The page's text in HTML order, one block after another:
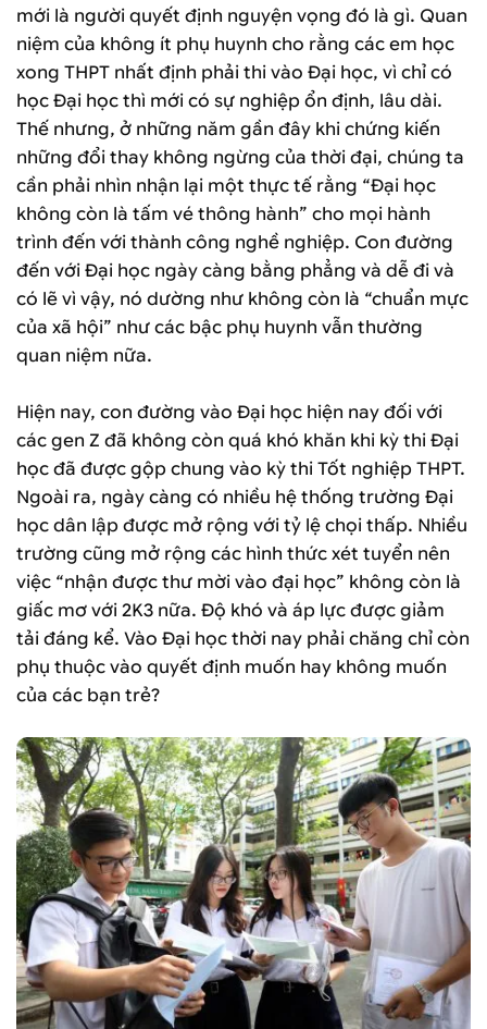
mới là người quyết định nguyện vọng đó là gì. Quan
niệm của không ít phụ huynh cho rằng các em học
xong THPT nhất định phải thi vào Đại học, vì chỉ có
học Đại học thì mới có sự nghiệp ổn định, lâu dài.
Thế nhưng, ở những năm gần đây khi chứng kiến
những đổi thay không ngừng của thời đại, chúng ta
cần phải nhìn nhận lại một thực tế rằng “Đại học
không còn là tấm vé thông hành” cho mọi hành
trình đến với thành công nghề nghiệp. Con đường
đến với Đại học ngày càng bằng phẳng và dễ đi và
có lẽ vì vậy, nó dường như không còn là “chuẩn mực
của xã hội” như các bậc phụ huynh vẫn thường
quan niệm nữa.
Hiện nay, con đường vào Đại học hiện nay đối với
các gen Z đã không còn quá khó khăn khi kỳ thi Đại
học đã được gộp chung vào kỳ thi Tốt nghiệp THPT.
Ngoài ra, ngày càng có nhiều hệ thống trường Đại
học dân lập được mở rộng với tỷ lệ chọi thấp. Nhiều
trường cũng mở rộng các hình thức xét tuyển nên
việc “nhận được thư mời vào đại học” không còn là
giấc mơ với 2K3 nữa. Độ khó và áp lực được giảm
tải đáng kể. Vào Đại học thời nay phải chăng chỉ còn
phụ thuộc vào quyết định muốn hay không muốn
của các bạn trẻ?